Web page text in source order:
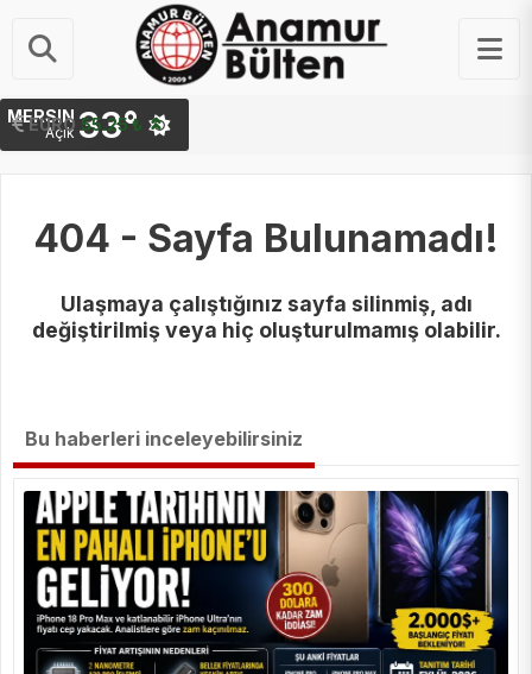
EURO 55.25 ₺
STERLIN 64.48 ₺
MERSIN
Açık 33°
404 - Sayfa Bulunamadı!
Ulaşmaya çalıştığınız sayfa silinmiş, adı
değiştirilmiş veya hiç oluşturulmamış olabilir.
Bu haberleri inceleyebilirsiniz